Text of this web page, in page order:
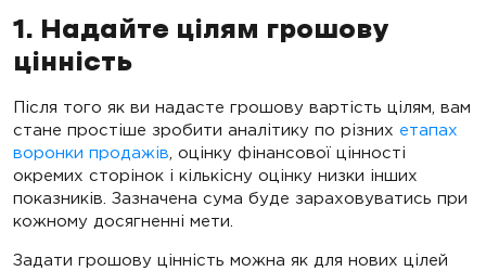
1. Надайте цілям грошову
цінність
Після того як ви надасте грошову вартість цілям, вам
стане простіше зробити аналітику по різних етапах
воронки продажів , оцінку фінансової цінності
окремих сторінок і кількісну оцінку низки інших
показників. Зазначена сума буде зараховуватись при
кожному досягненні мети.
Задати грошову цінність можна як для нових цілей